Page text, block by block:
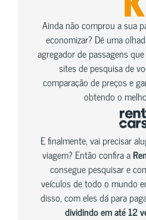
Ainda não comprou a sua
economizar? Dê uma
agregador de passagens
sites de pesquisa de
comparação de preços e
obtendo o
E finalmente, vai precisar
viagem? Então confira a
consegue pesquisar e
veículos de todo o mundo
disso, com eles dá para
dividindo em até 12